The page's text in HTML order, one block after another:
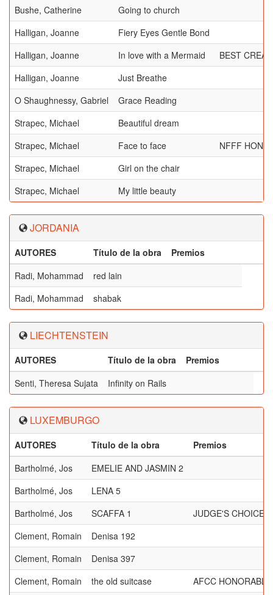
Bushe, Catherine
Going to church
Halligan, Joanne
Fiery Eyes Gentle Bond
Halligan, Joanne
In love with a Mermaid
BEST
Halligan, Joanne
Just Breathe
O Shaughnessy, Gabriel
Grace Reading
Strapec, Michael
Beautiful dream
Strapec, Michael
Face to face
NFFF
Strapec, Michael
Girl on the chair
Strapec, Michael
My little beauty
JORDANIA
AUTORES Título de la obra
Premios
Radi, Mohammad
red lain
Radi, Mohammad
shabak
LIECHTENSTEIN
AUTORES Título de la obra
Premios
Senti, Theresa Sujata
Infinity on Rails
LUXEMBURGO
AUTORES Título de la obra
Premios
Bartholmé, Jos
EMELIE AND JASMIN 2
Bartholmé, Jos
LENA 5
Bartholmé, Jos
SCAFFA 1
JUDGE'S CHOICE,
Clement, Romain
Denisa 192
Clement, Romain
Denisa 397
Clement, Romain
the old suitcase AFCC